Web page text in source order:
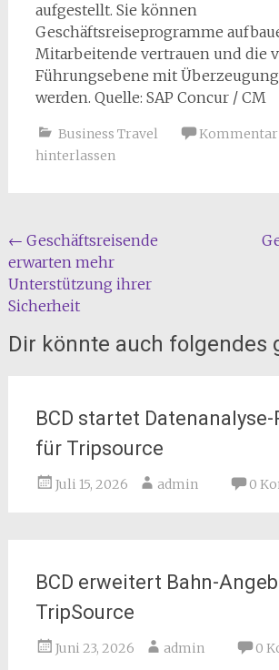
aufgestellt. Sie können
Geschäftsreiseprogramme
Mitarbeitende vertrauen und die
Führungsebene mit
werden. Quelle: SAP Concur / CM
Business Travel
Kommentar
hinterlassen
Beitragsnavigation
← Geschäftsreisende
erwarten mehr
Unterstützung ihrer
Sicherheit
Dir könnte auch folgendes
BCD startet
für Tripsource
Juli 15, 2026 admin 0
BCD erweitert Bahn-
TripSource
Juni 23, 2026 admin 0